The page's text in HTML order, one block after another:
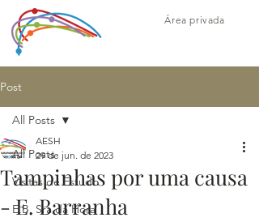
Área privada
Post
All Posts
Visitas de Estudo
E.B. Sra da Hora
All Posts
Tampinhas por uma causa
- E. Barranha
AESH
29 de jun. de 2023